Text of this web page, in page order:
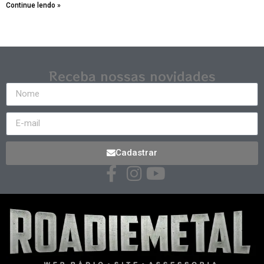
Continue lendo »
Receba nossas novidades
Cadastrar